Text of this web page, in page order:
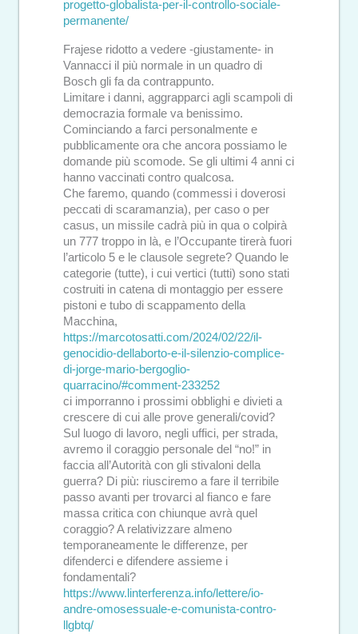
progetto-globalista-per-il-controllo-sociale-
permanente/
Frajese ridotto a vedere -giustamente- in
Vannacci il più normale in un quadro di
Bosch gli fa da contrappunto.
Limitare i danni, aggrapparci agli scampoli di
democrazia formale va benissimo.
Cominciando a farci personalmente e
pubblicamente ora che ancora possiamo le
domande più scomode. Se gli ultimi 4 anni ci
hanno vaccinati contro qualcosa.
Che faremo, quando (commessi i doverosi
peccati di scaramanzia), per caso o per
casus, un missile cadrà più in qua o colpirà
un 777 troppo in là, e l’Occupante tirerà fuori
l’articolo 5 e le clausole segrete? Quando le
categorie (tutte), i cui vertici (tutti) sono stati
costruiti in catena di montaggio per essere
pistoni e tubo di scappamento della
Macchina,
https://marcotosatti.com/2024/02/22/il-
genocidio-dellaborto-e-il-silenzio-complice-
di-jorge-mario-bergoglio-
quarracino/#comment-233252
ci imporranno i prossimi obblighi e divieti a
crescere di cui alle prove generali/covid?
Sul luogo di lavoro, negli uffici, per strada,
avremo il coraggio personale del “no!” in
faccia all’Autorità con gli stivaloni della
guerra? Di più: riusciremo a fare il terribile
passo avanti per trovarci al fianco e fare
massa critica con chiunque avrà quel
coraggio? A relativizzare almeno
temporaneamente le differenze, per
difenderci e difendere assieme i
fondamentali?
https://www.linterferenza.info/lettere/io-
andre-omosessuale-e-comunista-contro-
llgbtq/